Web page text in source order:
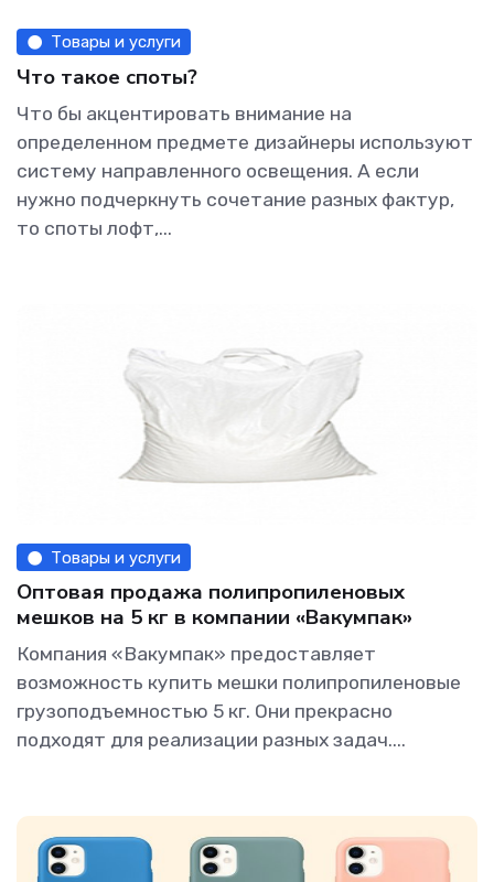
Товары и услуги
Что такое споты?
Что бы акцентировать внимание на
определенном предмете дизайнеры используют
систему направленного освещения. А если
нужно подчеркнуть сочетание разных фактур,
то споты лофт,...
Товары и услуги
Оптовая продажа полипропиленовых
мешков на 5 кг в компании «Вакумпак»
Компания «Вакумпак» предоставляет
возможность купить мешки полипропиленовые
грузоподъемностью 5 кг. Они прекрасно
подходят для реализации разных задач....